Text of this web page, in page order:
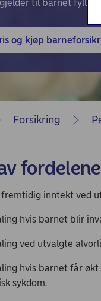
- Nordea Liv
til barnet fyller
og kjøp
Forsikring
inntekt ved
hvis barnet blir
ved utvalgte
hvis barnet får økt
sykdom.